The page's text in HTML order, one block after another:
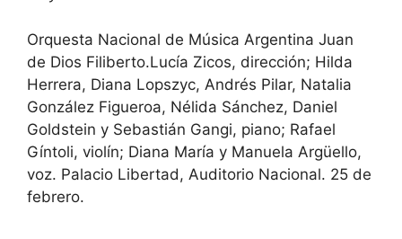
Orquesta Nacional de Música Argentina Juan
de Dios Filiberto.Lucía Zicos, dirección; Hilda
Herrera, Diana Lopszyc, Andrés Pilar, Natalia
González Figueroa, Nélida Sánchez, Daniel
Goldstein y Sebastián Gangi, piano; Rafael
Gíntoli, violín; Diana María y Manuela Argüello,
voz. Palacio Libertad, Auditorio Nacional. 25 de
febrero.